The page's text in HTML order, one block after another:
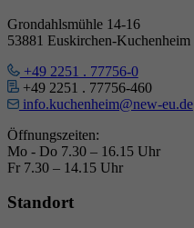
Grondahlsmühle 14-16
53881 Euskirchen-Kuchenheim
+49 2251 . 77756-0
+49 2251 . 77756-460
info.kuchenheim@new-eu.de
Öffnungszeiten:
Mo - Do 7.30 – 16.15 Uhr
Fr 7.30 – 14.15 Uhr
Standort